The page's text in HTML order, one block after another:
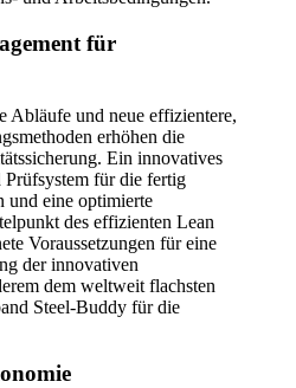
für
Abläufe und neue effizientere,
erhöhen die
Ein innovatives
für die fertig
und eine optimierte
des effizienten Lean
Voraussetzungen für eine
der innovativen
dem weltweit flachsten
Steel-Buddy für die